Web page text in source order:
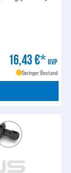
16,43 €* UVP
Geringer Bestand